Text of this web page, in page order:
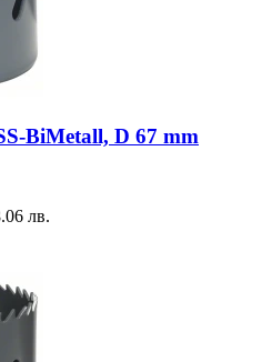
BiMetall, D 67 mm
лв.